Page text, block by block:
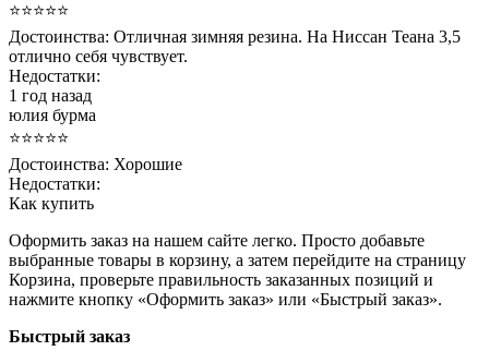
⭐⭐⭐⭐⭐
Достоинства: Отличная зимняя резина. На Ниссан Теана 3,5
отлично себя чувствует.
Недостатки:
1 год назад
юлия бурма
⭐⭐⭐⭐⭐
Достоинства: Хорошие
Недостатки:
Как купить
Оформить заказ на нашем сайте легко. Просто добавьте
выбранные товары в корзину, а затем перейдите на страницу
Корзина, проверьте правильность заказанных позиций и
нажмите кнопку «Оформить заказ» или «Быстрый заказ».
Быстрый заказ